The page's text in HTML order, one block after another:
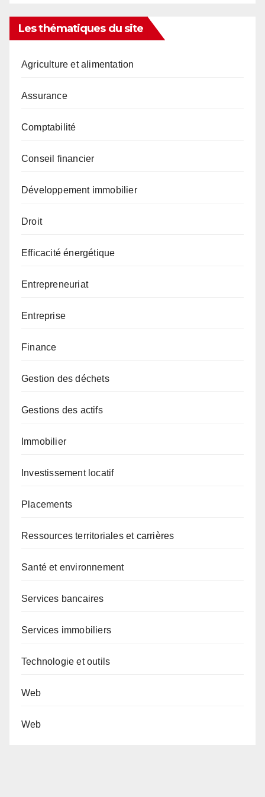
Les thématiques du site
Agriculture et alimentation
Assurance
Comptabilité
Conseil financier
Développement immobilier
Droit
Efficacité énergétique
Entrepreneuriat
Entreprise
Finance
Gestion des déchets
Gestions des actifs
Immobilier
Investissement locatif
Placements
Ressources territoriales et carrières
Santé et environnement
Services bancaires
Services immobiliers
Technologie et outils
Web
Web